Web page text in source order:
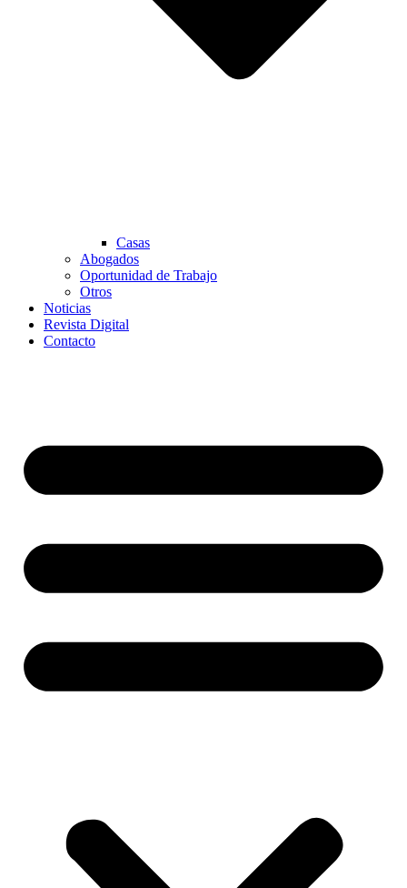
Casas
Abogados
Oportunidad de Trabajo
Otros
Noticias
Revista Digital
Contacto